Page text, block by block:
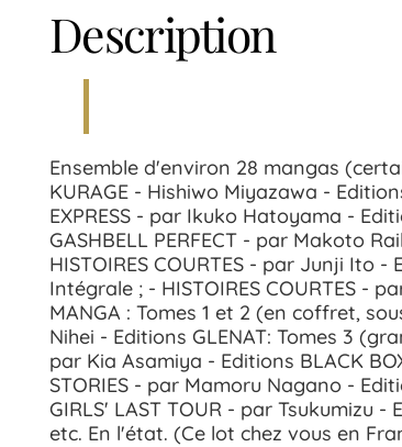
Description
Ensemble d'environ 28 mangas
KURAGE - Hishiwo Miyazawa -
EXPRESS - par Ikuko Hatoyama -
GASHBELL PERFECT - par Makoto
HISTOIRES COURTES - par Junji Ito -
Intégrale ; - HISTOIRES COURTES -
MANGA : Tomes 1 et 2 (en coffret,
Nihei - Editions GLENAT: Tomes 3
par Kia Asamiya - Editions BLACK
STORIES - par Mamoru Nagano -
GIRLS' LAST TOUR - par Tsukumizu -
etc. En l'état. (Ce lot chez vous en